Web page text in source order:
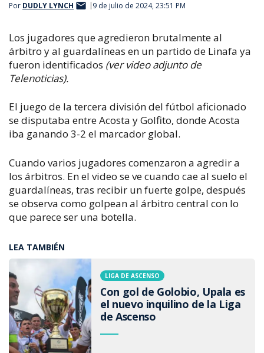
Por DUDLY LYNCH 9 de julio de 2024, 23:51 PM
Los jugadores que agredieron brutalmente al
árbitro y al guardalíneas en un partido de Linafa ya
fueron identificados (ver video adjunto de
Telenoticias).
El juego de la tercera división del fútbol aficionado
se disputaba entre Acosta y Golfito, donde Acosta
iba ganando 3-2 el marcador global.
Cuando varios jugadores comenzaron a agredir a
los árbitros. En el video se ve cuando cae al suelo el
guardalíneas, tras recibir un fuerte golpe, después
se observa como golpean al árbitro central con lo
que parece ser una botella.
LEA TAMBIÉN
LIGA DE ASCENSO
Con gol de Golobio, Upala es
el nuevo inquilino de la Liga
de Ascenso